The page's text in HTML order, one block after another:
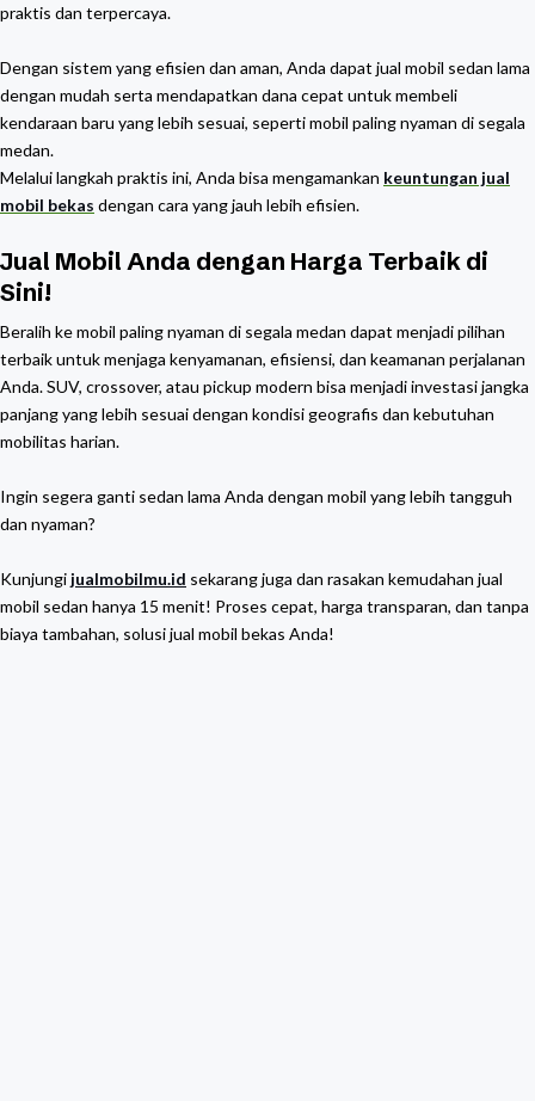
praktis dan terpercaya.
Dengan sistem yang efisien dan aman, Anda dapat jual mobil sedan lama
dengan mudah serta mendapatkan dana cepat untuk membeli
kendaraan baru yang lebih sesuai, seperti mobil paling nyaman di segala
medan.
Melalui langkah praktis ini, Anda bisa mengamankan keuntungan jual
mobil bekas dengan cara yang jauh lebih efisien.
Jual Mobil Anda dengan Harga Terbaik di
Sini!
Beralih ke mobil paling nyaman di segala medan dapat menjadi pilihan
terbaik untuk menjaga kenyamanan, efisiensi, dan keamanan perjalanan
Anda. SUV, crossover, atau pickup modern bisa menjadi investasi jangka
panjang yang lebih sesuai dengan kondisi geografis dan kebutuhan
mobilitas harian.
Ingin segera ganti sedan lama Anda dengan mobil yang lebih tangguh
dan nyaman?
Kunjungi jualmobilmu.id sekarang juga dan rasakan kemudahan jual
mobil sedan hanya 15 menit! Proses cepat, harga transparan, dan tanpa
biaya tambahan, solusi jual mobil bekas Anda!